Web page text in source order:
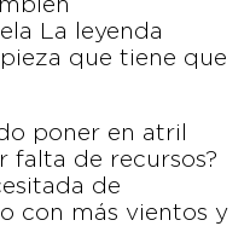
La leyenda
que tiene que
poner en atril
falta de recursos?
de
con más vientos y